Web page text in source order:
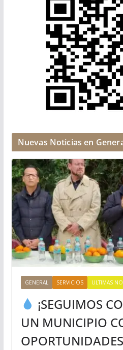
Nuevas Noticias en
GENERAL SERVICIOS ULTIMAS
¡SEGUIMOS
UN MUNICIPIO